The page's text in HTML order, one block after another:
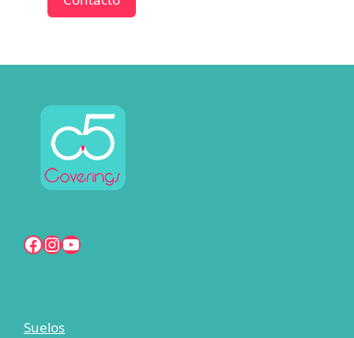
Facebook
Instagram
YouTube
Suelos